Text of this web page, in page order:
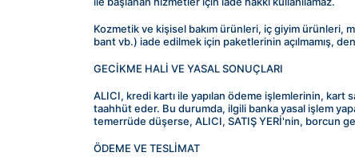
Kozmetik ve kişisel bakım ürünleri, iç giyim ürünleri,
bant vb.) iade edilmek için paketlerinin açılmamış,
GECİKME HALİ VE YASAL SONUÇLARI
ALICI, kredi kartı ile yapılan ödeme işlemlerinin, kart
taahhüt eder. Bu durumda, ilgili banka yasal işlem
temerrüde düşerse, ALICI, SATIŞ YERİ'nin, borcun
ÖDEME VE TESLİMAT